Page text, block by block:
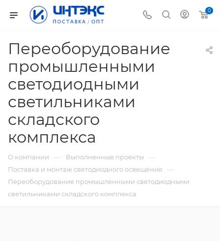
0
Переоборудование
промышленными
светодиодными
светильниками
складского
комплекса
О компании — Выполненные проекты —
Поставка и монтаж светодиодного освещения —
Переоборудование промышленными светодиодными
светильниками складского комплекса